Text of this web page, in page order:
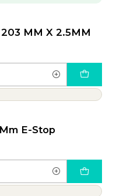
MM X 2.5MM
E-Stop